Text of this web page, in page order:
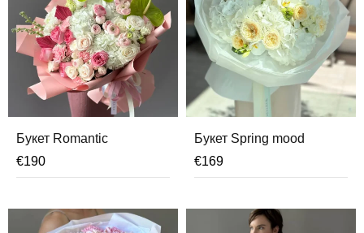
Букет Romantic
€190
Букет Spring mood
€169